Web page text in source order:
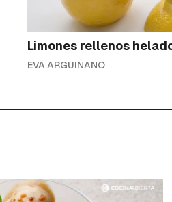
Limones rellenos
EVA ARGUIÑANO